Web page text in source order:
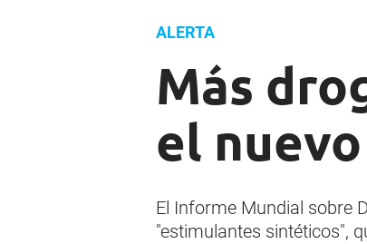
ALERTA
Más
el
El Informe Mundial sobre
"estimulantes sintéticos",